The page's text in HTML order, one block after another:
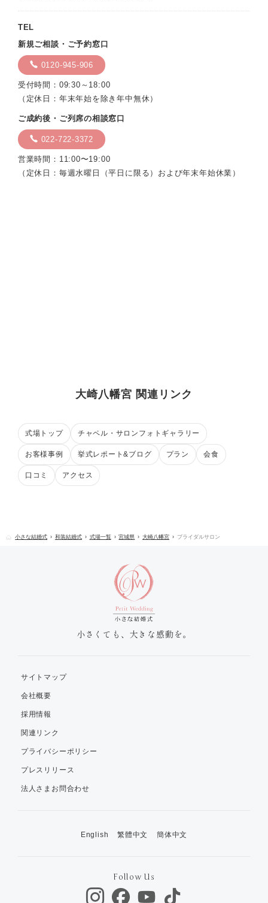
TEL
新規ご相談・ご予約窓口
0120-945-906
受付時間：09:30～18:00
（定休日：年末年始を除き年中無休）
ご成約後・ご列席の相談窓口
022-722-3372
営業時間：11:00〜19:00
（定休日：毎週水曜日（平日に限る）および年末年始休業）
大崎八幡宮 関連リンク
式場トップ チャペル・サロンフォトギャラリー
お客様事例 挙式レポート&ブログ プラン 会食
口コミ アクセス
小さな結婚式 和装結婚式 式場一覧 宮城県 大崎八幡宮 ブライダルサロン
小さくても、大きな感動を。
サイトマップ
会社概要
採用情報
関連リンク
プライバシーポリシー
プレスリリース
法人さまお問合わせ
English 繁體中文 簡体中文
Follow Us